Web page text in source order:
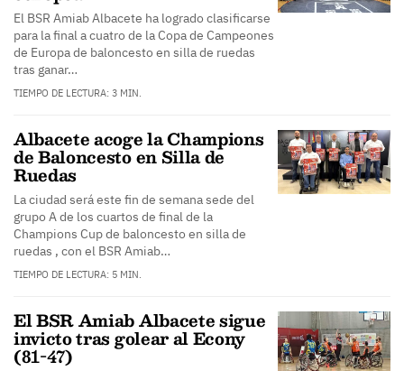
El BSR Amiab Albacete ha logrado clasificarse
para la final a cuatro de la Copa de Campeones
de Europa de baloncesto en silla de ruedas
tras ganar…
TIEMPO DE LECTURA: 3 MIN.
Albacete acoge la Champions
de Baloncesto en Silla de
Ruedas
La ciudad será este fin de semana sede del
grupo A de los cuartos de final de la
Champions Cup de baloncesto en silla de
ruedas , con el BSR Amiab…
TIEMPO DE LECTURA: 5 MIN.
El BSR Amiab Albacete sigue
invicto tras golear al Econy
(81-47)